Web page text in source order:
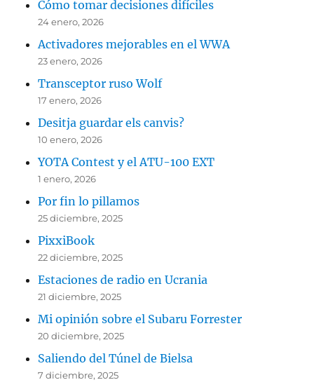
Cómo tomar decisiones difíciles
24 enero, 2026
Activadores mejorables en el WWA
23 enero, 2026
Transceptor ruso Wolf
17 enero, 2026
Desitja guardar els canvis?
10 enero, 2026
YOTA Contest y el ATU-100 EXT
1 enero, 2026
Por fin lo pillamos
25 diciembre, 2025
PixxiBook
22 diciembre, 2025
Estaciones de radio en Ucrania
21 diciembre, 2025
Mi opinión sobre el Subaru Forrester
20 diciembre, 2025
Saliendo del Túnel de Bielsa
7 diciembre, 2025